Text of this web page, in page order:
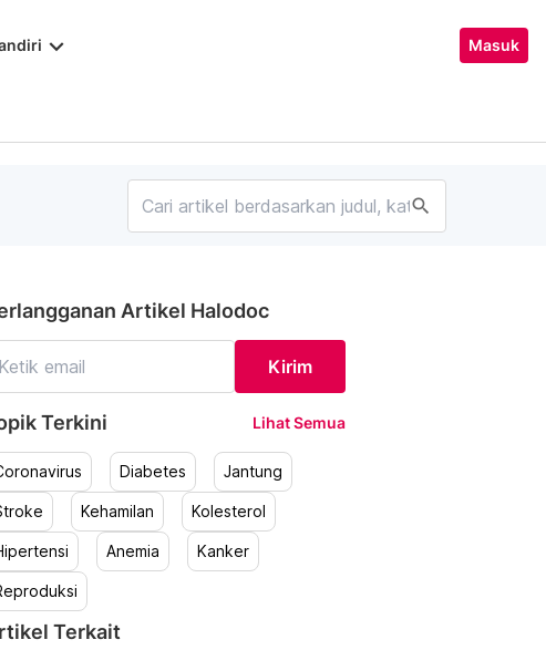
keyboard_arrow_down Masuk
search
Artikel Halodoc
Kirim
Terkini Lihat Semua
Diabetes Jantung
Kehamilan Kolesterol
Anemia Kanker
Terkait